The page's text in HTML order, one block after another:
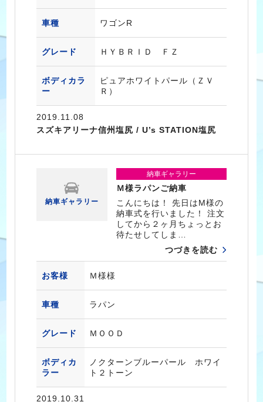
車種 ワゴンR
グレード ＨＹＢＲＩＤ ＦＺ
ボディカラ
ー
ピュアホワイトパール（ＺＶ
Ｒ）
2019.11.08
スズキアリーナ信州塩尻 / U’s STATION塩尻
納車ギャラリー
納車ギャラリー
Ｍ様ラパンご納車
こんにちは！ 先日はM様の
納車式を行いました！ 注文
してから２ヶ月ちょっとお
待たせしてしま…
つづきを読む
お客様 Ｍ様様
車種 ラパン
グレード ＭＯＯＤ
ボディカ
ラー
ノクターンブルーパール ホワイ
ト２トーン
2019.10.31